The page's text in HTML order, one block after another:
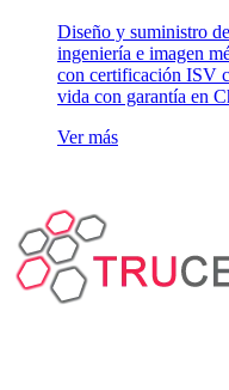
Diseño y suministro
ingeniería e imagen
con certificación ISV
vida con garantía en
Ver más